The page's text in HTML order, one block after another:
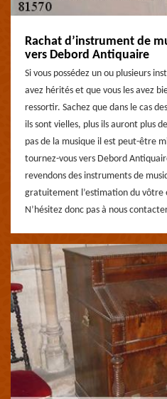
Rachat d’instrument de
vers Debord Antiquaire
Si vous possédez un ou plusieurs
avez hérités et que vous les avez
ressortir. Sachez que dans le cas
ils sont vielles, plus ils auront plus
pas de la musique il est peut-être
tournez-vous vers Debord
revendons des instruments de
gratuitement l’estimation du vôtre
N’hésitez donc pas à nous